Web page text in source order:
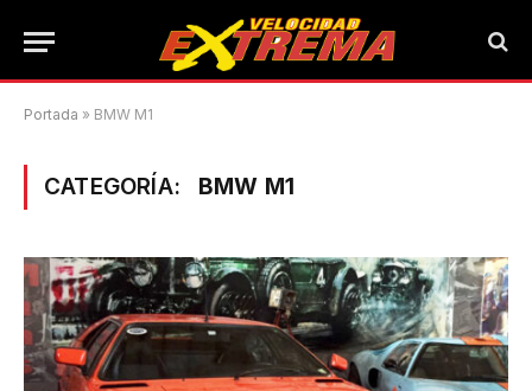
Portada » BMW M1
CATEGORÍA: BMW M1